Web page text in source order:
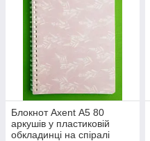
Блокнот Axent А5 80
аркушів у пластиковій
обкладинці на спіралі